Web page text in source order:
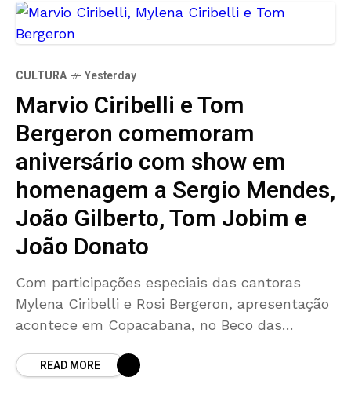
CULTURA Yesterday
Marvio Ciribelli e Tom
Bergeron comemoram
aniversário com show em
homenagem a Sergio Mendes,
João Gilberto, Tom Jobim e
João Donato
Com participações especiais das cantoras
Mylena Ciribelli e Rosi Bergeron, apresentação
acontece em Copacabana, no Beco das
Copacabana, o berço do Samba Jazz e
READ MORE